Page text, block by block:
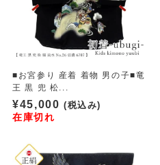
■お宮参り 産着 着物 男の子■竜
王 黒 兜 松...
¥45,000 (税込み)
在庫切れ